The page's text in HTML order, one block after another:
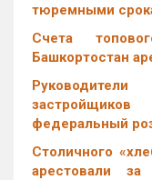
тюремными
Счета
Башкортостан
федеральный
Столичного
арестовали